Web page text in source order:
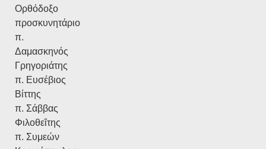
Ορθόδοξο
προσκυνητάριο
π.
Δαμασκηνός
Γρηγοριάτης
π. Ευσέβιος
Βίττης
π. Σάββας
Φιλοθεΐτης
π. Συμεών